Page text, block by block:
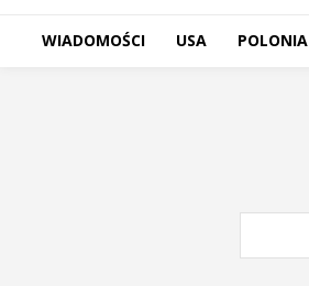
WIADOMOŚCI USA POLONIA